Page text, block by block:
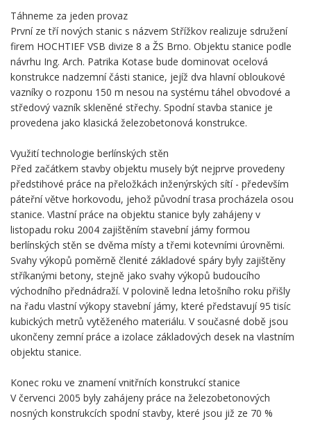
Táhneme za jeden provaz
První ze tří nových stanic s názvem Střížkov realizuje sdružení
firem HOCHTIEF VSB divize 8 a ŽS Brno. Objektu stanice podle
návrhu Ing. Arch. Patrika Kotase bude dominovat ocelová
konstrukce nadzemní části stanice, jejíž dva hlavní obloukové
vazníky o rozponu 150 m nesou na systému táhel obvodové a
středový vazník skleněné střechy. Spodní stavba stanice je
provedena jako klasická železobetonová konstrukce.
Využití technologie berlínských stěn
Před začátkem stavby objektu musely být nejprve provedeny
předstihové práce na přeložkách inženýrských sítí - především
páteřní větve horkovodu, jehož původní trasa procházela osou
stanice. Vlastní práce na objektu stanice byly zahájeny v
listopadu roku 2004 zajištěním stavební jámy formou
berlínských stěn se dvěma místy a třemi kotevními úrovněmi.
Svahy výkopů poměrně členité základové spáry byly zajištěny
stříkanými betony, stejně jako svahy výkopů budoucího
východního přednádraží. V polovině ledna letošního roku přišly
na řadu vlastní výkopy stavební jámy, které představují 95 tisíc
kubických metrů vytěženého materiálu. V současné době jsou
ukončeny zemní práce a izolace základových desek na vlastním
objektu stanice.
Konec roku ve znamení vnitřních konstrukcí stanice
V červenci 2005 byly zahájeny práce na železobetonových
nosných konstrukcích spodní stavby, které jsou již ze 70 %